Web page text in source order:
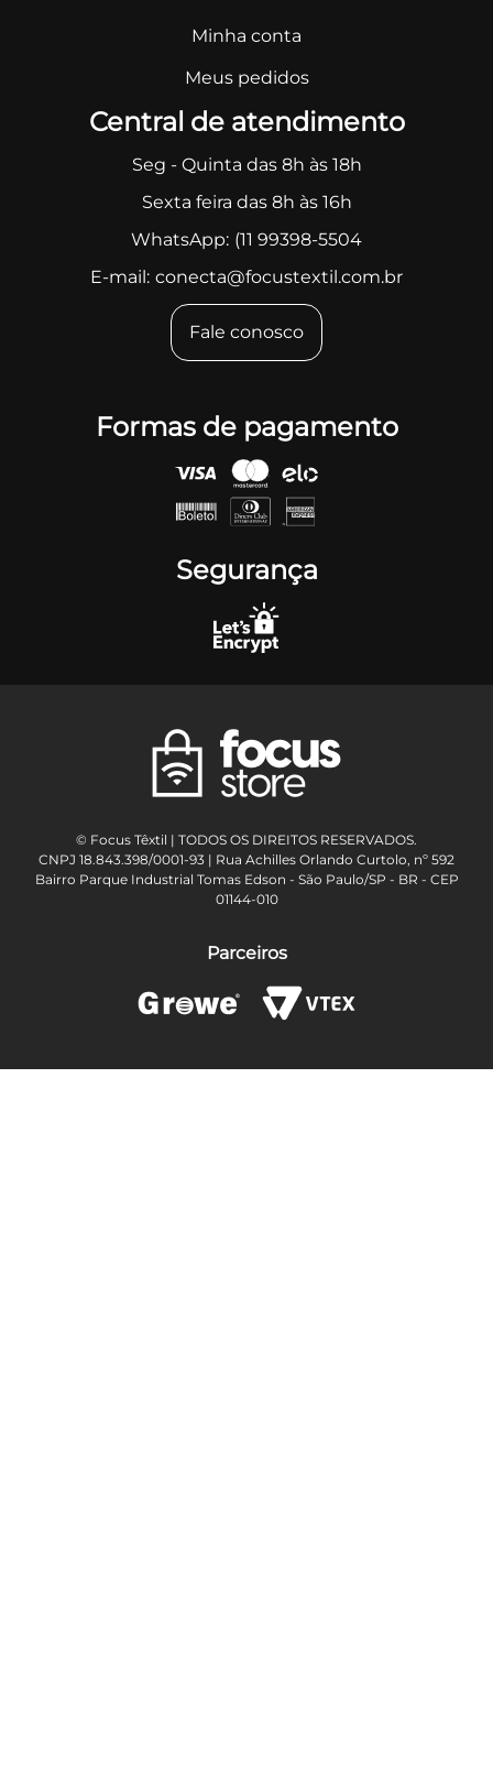
Minha conta
Meus pedidos
Central de atendimento
Seg - Quinta das 8h às 18h
Sexta feira das 8h às 16h
WhatsApp: (11 99398-5504
E-mail: conecta@focustextil.com.br
Fale conosco
Formas de pagamento
Segurança
© Focus Têxtil | TODOS OS DIREITOS RESERVADOS.
CNPJ 18.843.398/0001-93 | Rua Achilles Orlando Curtolo, nº 592
Bairro Parque Industrial Tomas Edson - São Paulo/SP - BR - CEP
01144-010
Parceiros